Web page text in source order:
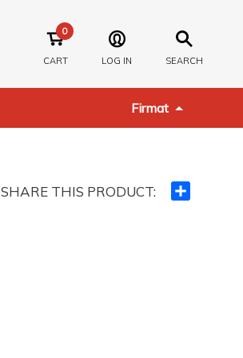
CART
0
LOG IN SEARCH
Firmat
SHARE THIS PRODUCT: